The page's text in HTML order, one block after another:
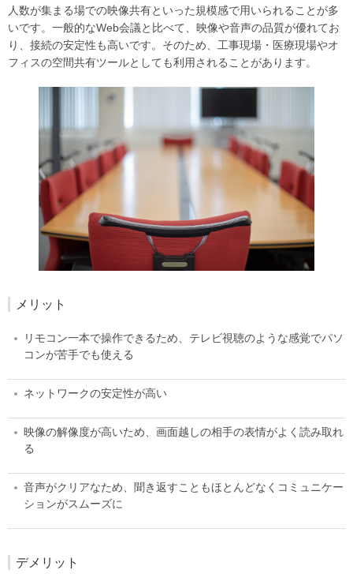
人数が集まる場での映像共有といった規模感で用いられることが多
いです。一般的なWeb会議と比べて、映像や音声の品質が優れてお
り、接続の安定性も高いです。そのため、工事現場・医療現場やオ
フィスの空間共有ツールとしても利用されることがあります。
メリット
リモコン一本で操作できるため、テレビ視聴のような感覚でパソ
コンが苦手でも使える
ネットワークの安定性が高い
映像の解像度が高いため、画面越しの相手の表情がよく読み取れ
る
音声がクリアなため、聞き返すこともほとんどなくコミュニケー
ションがスムーズに
デメリット